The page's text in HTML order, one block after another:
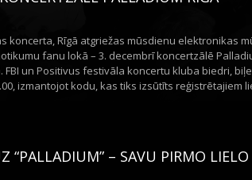
Rīgā atgriežas mūsdienu elektronikas
fanu lokā – 3. decembrī koncertzālē
FBI un Positivus festivāla koncertu kluba biedri,
izmantojot kodu, kas tiks izsūtīts reģistrētajiem
“PALLADIUM” – SAVU PIRMO